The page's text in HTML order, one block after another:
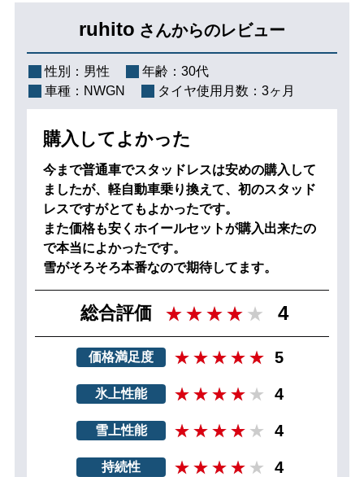
ruhito さんからのレビュー
性別： 男性 年齢： 30代
車種： NWGN タイヤ使用月数： 3ヶ月
購入してよかった
今まで普通車でスタッドレスは安めの購入して
ましたが、軽自動車乗り換えて、初のスタッド
レスですがとてもよかったです。
また価格も安くホイールセットが購入出来たの
で本当によかったです。
雪がそろそろ本番なので期待してます。
総合評価 4
価格満足度 5
氷上性能 4
雪上性能 4
持続性 4